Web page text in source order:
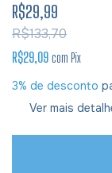
R$29,99
R$133,70
R$29,09 com Pix
3% de desconto
Ver mais